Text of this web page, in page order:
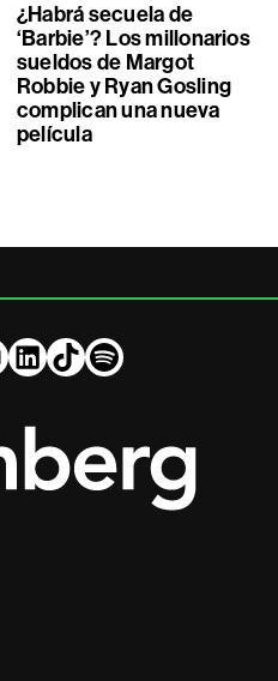
¿Habrá secuela de
‘Barbie’? Los millonarios
sueldos de Margot
Robbie y Ryan Gosling
complican una nueva
película